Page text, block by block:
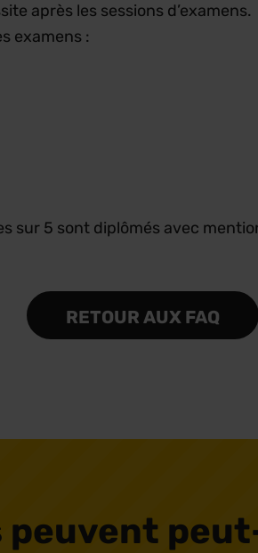
après les sessions d’examens.
examens :
sur 5 sont diplômés avec
RETOUR AUX FAQ
peuvent